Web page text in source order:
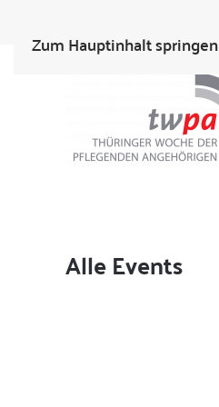
Zum Hauptinhalt springen
Alle Events